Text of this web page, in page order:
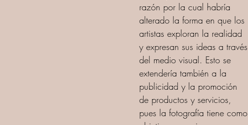
razón por la cual habría
alterado la forma en que los
artistas exploran la realidad
y expresan sus ideas a través
del medio visual. Esto se
extendería también a la
publicidad y la promoción
de productos y servicios,
pues la fotografía tiene como